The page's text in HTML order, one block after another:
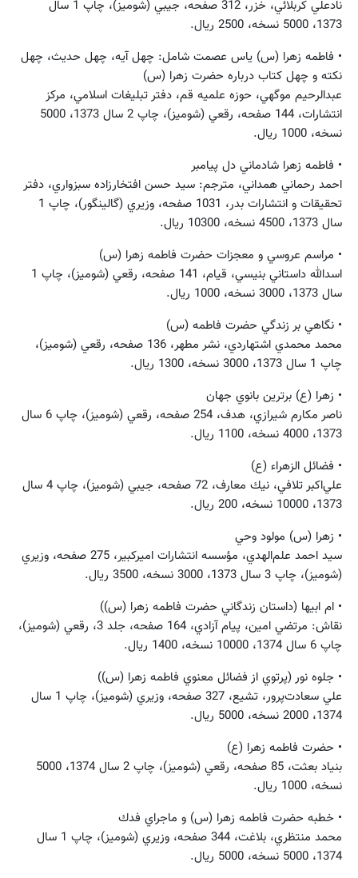
نادعلي كربلائي، خزر، 312 صفحه، جيبي (شوميز)، چاپ 1 سال
1373، 5000 نسخه، 2500 ريال.
• فاطمه زهرا (س) ياس عصمت شامل: چهل آيه، چهل حديث، چهل
نكته و چهل كتاب درباره حضرت زهرا (س)
عبدالرحيم موگهي، حوزه علميه قم، دفتر تبليغات اسلامي، مركز
انتشارات، 144 صفحه، رقعي (شوميز)، چاپ 2 سال 1373، 5000
نسخه، 1000 ريال.
• فاطمه زهرا شادماني دل پيامبر
احمد رحماني‌ همداني، مترجم: سيد حسن افتخارزاده ‌سبزواري، دفتر
تحقيقات ‌و انتشارات ‌بدر، 1031 صفحه، وزيري (گالينگور)، چاپ 1
سال 1373، 4500 نسخه، 10300 ريال.
• مراسم عروسي و معجزات حضرت فاطمه زهرا (س)
اسدالله داستاني ‌بنيسي، قيام، 141 صفحه، رقعي (شوميز)، چاپ 1
سال 1373، 3000 نسخه، 1000 ريال.
• نگاهي بر زندگي حضرت فاطمه (س)
محمد محمدي ‌اشتهاردي، نشر مطهر، 136 صفحه، رقعي (شوميز)،
چاپ 1 سال 1373، 3000 نسخه، 1300 ريال.
• زهرا (ع) برترين بانوي جهان
ناصر مكارم‌ شيرازي، هدف، 254 صفحه، رقعي (شوميز)، چاپ 6 سال
1373، 4000 نسخه، 1100 ريال.
• فضائل الزهراء (ع)
علي‌اكبر تلافي، نيك معارف، 72 صفحه، جيبي (شوميز)، چاپ 4 سال
1373، 10000 نسخه، 200 ريال.
• زهرا (س) مولود وحي
سيد احمد علم‌الهدي، مؤسسه‌ انتشارات‌ اميركبير، 275 صفحه، وزيري
(شوميز)، چاپ 3 سال 1373، 3000 نسخه، 3500 ريال.
• ام ابيها (داستان زندگاني حضرت فاطمه زهرا (س))
نقاش: مرتضي امين، پيام آزادي، 164 صفحه، جلد 3، رقعي (شوميز)،
چاپ 6 سال 1374، 10000 نسخه، 1400 ريال.
• جلوه نور (پرتوي از فضائل معنوي فاطمه زهرا (س))‌
علي سعادت‌پرور، تشيع، 327 صفحه، وزيري (شوميز)، چاپ 1 سال
1374، 2000 نسخه، 5000 ريال.
• حضرت فاطمه زهرا (ع)
بنياد بعثت، 85 صفحه، رقعي (شوميز)، چاپ 2 سال 1374، 5000
نسخه، 1000 ريال.
• خطبه حضرت فاطمه زهرا (س) و ماجراي فدك
محمد منتظري، بلاغت، 344 صفحه، وزيري (شوميز)، چاپ 1 سال
1374، 5000 نسخه، 5000 ريال.